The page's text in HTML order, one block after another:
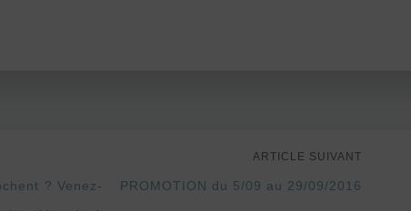
? Venez-
ARTICLE SUIVANT
PROMOTION du 5/09 au 29/09/2016